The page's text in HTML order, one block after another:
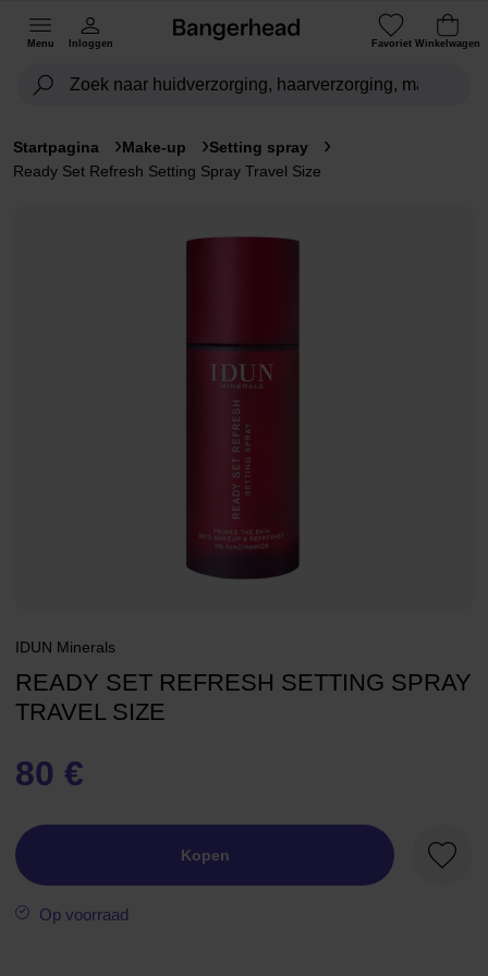
Menu Inloggen Favoriet Winkelwagen
Startpagina Make-up
Setting spray
Ready Set Refresh Setting Spray Travel Size
IDUN Minerals
READY SET REFRESH SETTING SPRAY
TRAVEL SIZE
80 €
Kopen
Op voorraad